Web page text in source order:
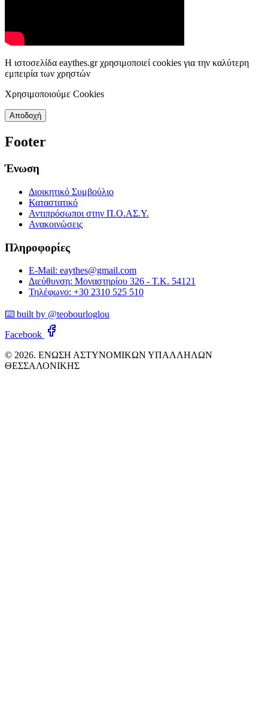
Η ιστοσελίδα eaythes.gr χρησιμοποιεί cookies για την καλύτερη
εμπειρία των χρηστών
Χρησιμοποιούμε Cookies
Αποδοχή
Footer
Ένωση
Διοικητικό Συμβούλιο
Καταστατικό
Αντιπρόσωποι στην Π.Ο.ΑΣ.Υ.
Ανακοινώσεις
Πληροφορίες
E-Mail: eaythes@gmail.com
Διεύθυνση: Μοναστηρίου 326 - Τ.Κ. 54121
Τηλέφωνο: +30 2310 525 510
⌨️ built by @teobourloglou
Facebook
© 2026. ΕΝΩΣΗ ΑΣΤΥΝΟΜΙΚΩΝ ΥΠΑΛΛΗΛΩΝ
ΘΕΣΣΑΛΟΝΙΚΗΣ